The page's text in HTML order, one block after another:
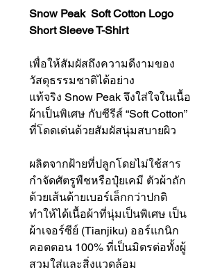
Snow Peak Soft Cotton Logo
Short Sleeve T-Shirt
เพื่อให้สัมผัสถึงความดีงามของ
วัสดุธรรมชาติได้อย่าง
แท้จริง Snow Peak จึงใส่ใจในเนื้อ
ผ้าเป็นพิเศษ กับซีรีส์ “Soft Cotton”
ที่โดดเด่นด้วยสัมผัสนุ่มสบายผิว
ผลิตจากฝ้ายที่ปลูกโดยไม่ใช้สาร
กำจัดศัตรูพืชหรือปุ๋ยเคมี ตัวผ้าถัก
ด้วยเส้นด้ายเบอร์เล็กกว่าปกติ
ทำให้ได้เนื้อผ้าที่นุ่มเป็นพิเศษ เป็น
ผ้าเจอร์ซีย์ (Tianjiku) ออร์แกนิก
คอตตอน 100% ที่เป็นมิตรต่อทั้งผู้
สวมใส่และสิ่งแวดล้อม